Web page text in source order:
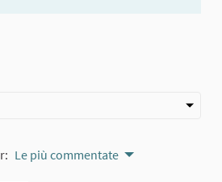
Le più commentate